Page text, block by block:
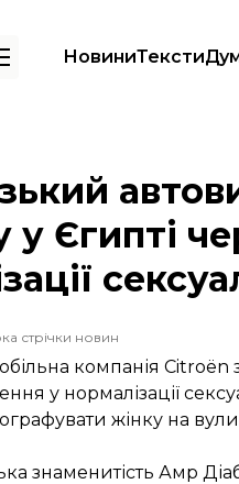
НовиниТексти
видалив свою рекламу у
у Єгипті
стрічки новин
компанія
у нормалізації
жінку на
знаменитість Амр